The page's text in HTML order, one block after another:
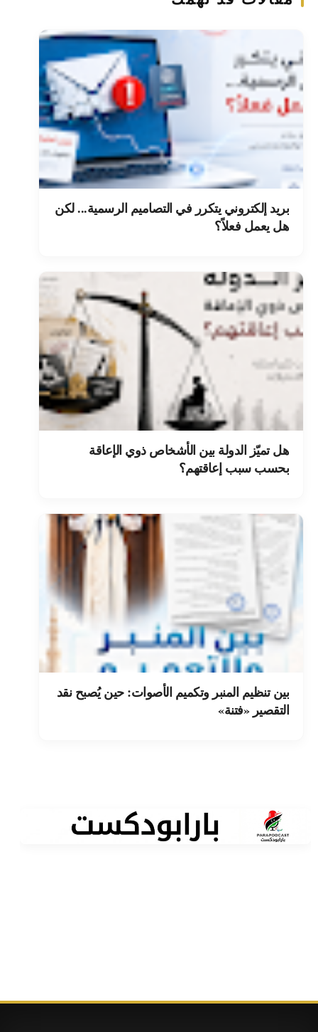
بريد إلكتروني يتكرر في التصاميم الرسمية... لكن
هل يعمل فعلاً؟
هل تميّز الدولة بين الأشخاص ذوي الإعاقة
بحسب سبب إعاقتهم؟
بين تنظيم المنبر وتكميم الأصوات: حين يُصبح نقد
التقصير «فتنة»